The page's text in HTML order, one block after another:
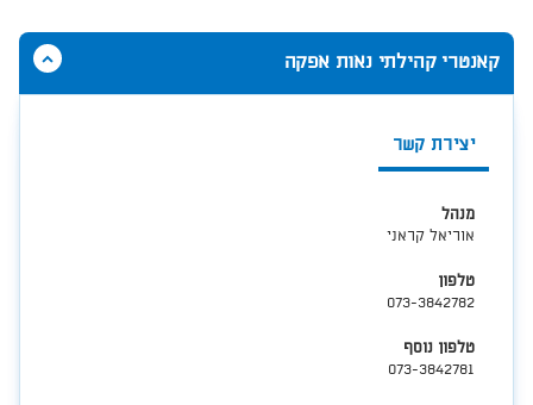
הסתר
תוכן
אודות
קאנטרי קהילתי נאות אפקה
יצירת קשר
מנהל
אוריאל קראני
טלפון
073-3842782
טלפון נוסף
073-3842781